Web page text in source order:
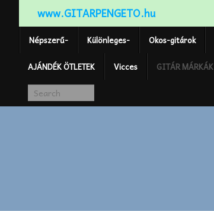
www.GITARPENGETO.hu
Népszerű- Különleges- Okos-gitárok
AJÁNDÉK ÖTLETEK Vicces GITÁR MÁRKÁK